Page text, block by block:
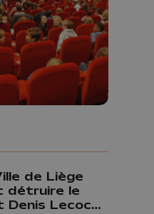
semaine !
de Liège
détruire le
Denis Lecocq